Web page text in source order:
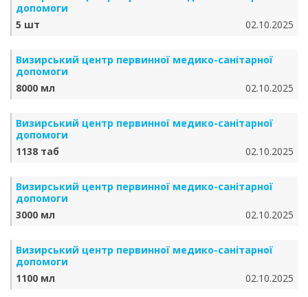
допомоги
5 шт
02.10.2025
Визирський центр первинної медико-санітарної
допомоги
8000 мл
02.10.2025
Визирський центр первинної медико-санітарної
допомоги
1138 таб
02.10.2025
Визирський центр первинної медико-санітарної
допомоги
3000 мл
02.10.2025
Визирський центр первинної медико-санітарної
допомоги
1100 мл
02.10.2025